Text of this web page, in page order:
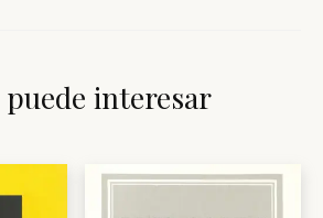
interesar